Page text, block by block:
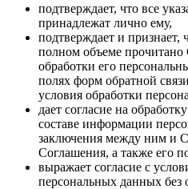
подтверждает, что все
принадлежат лично ему,
подтверждает и признает,
полном объеме
обработки его
полях форм обратной
условия обработки
дает согласие на
составе информации
заключения между ним и
Соглашения, а также его
выражает согласие с
персональных данных без